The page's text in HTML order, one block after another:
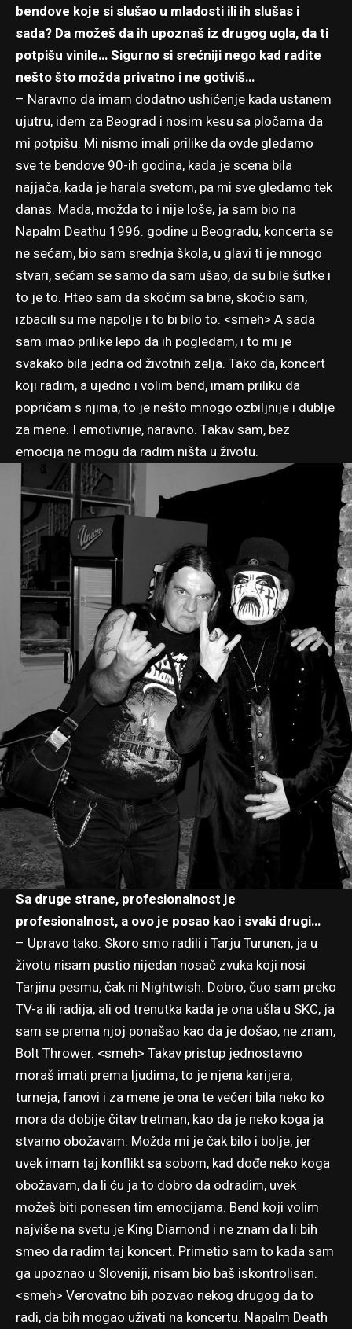
bendove koje si slušao u mladosti ili ih slušas i
sada? Da možeš da ih upoznaš iz drugog ugla, da ti
potpišu vinile… Sigurno si srećniji nego kad radite
nešto što možda privatno i ne gotiviš…
– Naravno da imam dodatno ushićenje kada ustanem
ujutru, idem za Beograd i nosim kesu sa pločama da
mi potpišu. Mi nismo imali prilike da ovde gledamo
sve te bendove 90-ih godina, kada je scena bila
najjača, kada je harala svetom, pa mi sve gledamo tek
danas. Mada, možda to i nije loše, ja sam bio na
Napalm Deathu 1996. godine u Beogradu, koncerta se
ne sećam, bio sam srednja škola, u glavi ti je mnogo
stvari, sećam se samo da sam ušao, da su bile šutke i
to je to. Hteo sam da skočim sa bine, skočio sam,
izbacili su me napolje i to bi bilo to. <smeh> A sada
sam imao prilike lepo da ih pogledam, i to mi je
svakako bila jedna od životnih zelja. Tako da, koncert
koji radim, a ujedno i volim bend, imam priliku da
popričam s njima, to je nešto mnogo ozbiljnije i dublje
za mene. I emotivnije, naravno. Takav sam, bez
emocija ne mogu da radim ništa u životu.
Sa druge strane, profesionalnost je
profesionalnost, a ovo je posao kao i svaki drugi…
– Upravo tako. Skoro smo radili i Tarju Turunen, ja u
životu nisam pustio nijedan nosač zvuka koji nosi
Tarjinu pesmu, čak ni Nightwish. Dobro, čuo sam preko
TV-a ili radija, ali od trenutka kada je ona ušla u SKC, ja
sam se prema njoj ponašao kao da je došao, ne znam,
Bolt Thrower. <smeh> Takav pristup jednostavno
moraš imati prema ljudima, to je njena karijera,
turneja, fanovi i za mene je ona te večeri bila neko ko
mora da dobije čitav tretman, kao da je neko koga ja
stvarno obožavam. Možda mi je čak bilo i bolje, jer
uvek imam taj konflikt sa sobom, kad dođe neko koga
obožavam, da li ću ja to dobro da odradim, uvek
možeš biti ponesen tim emocijama. Bend koji volim
najviše na svetu je King Diamond i ne znam da li bih
smeo da radim taj koncert. Primetio sam to kada sam
ga upoznao u Sloveniji, nisam bio baš iskontrolisan.
<smeh> Verovatno bih pozvao nekog drugog da to
radi, da bih mogao uživati na koncertu. Napalm Death